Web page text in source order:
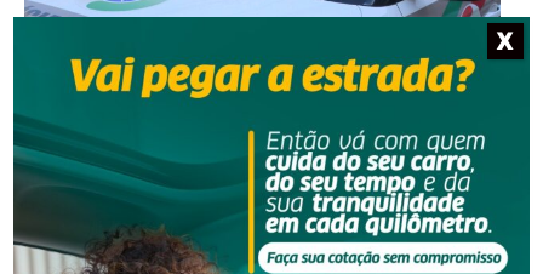
Homem procurado pela Justiça é preso em Orleans
X